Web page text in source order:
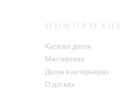
Каталог досок
Мастерская
Доски в интерьерах
О досках